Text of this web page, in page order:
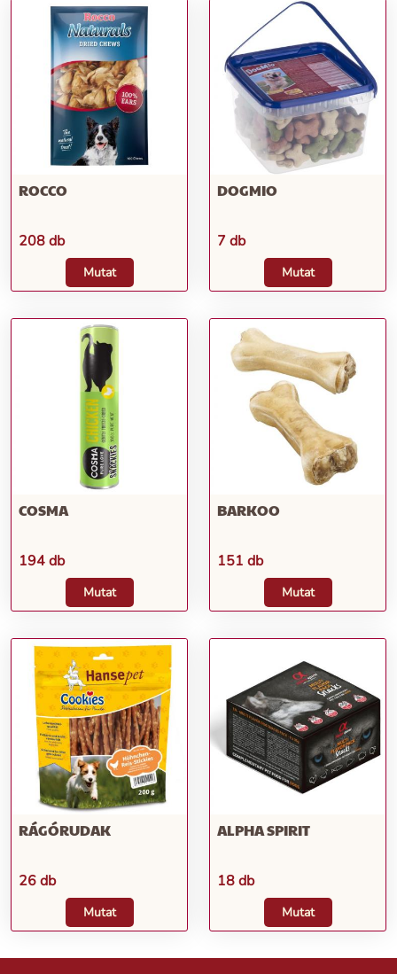
ROCCO
208 db
Mutat
DOGMIO
7 db
Mutat
COSMA
194 db
Mutat
BARKOO
151 db
Mutat
RÁGÓRUDAK
26 db
Mutat
ALPHA SPIRIT
18 db
Mutat